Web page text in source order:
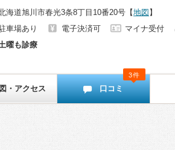
海道旭川市春光3条8丁目10番20号 【地図 】
車場あり
電子決済可 マイナ受付
曜も診療
・アクセス 口コミ
3件